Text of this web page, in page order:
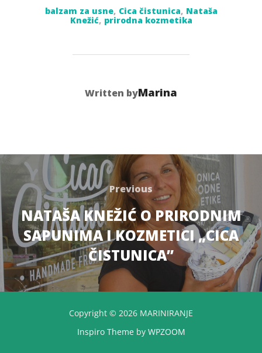
balzam za usne, Cica čistunica, Nataša
Knežić, prirodna kozmetika
POST AUTHOR
Written byMarina
Post
navigation
Previous
Previous
NATAŠA KNEŽIĆ O PRIRODNIM
SAPUNIMA I KOZMETICI „CICA
ČISTUNICA”
Copyright © 2026 MARINIRANJE
Inspiro Themeby WPZOOM